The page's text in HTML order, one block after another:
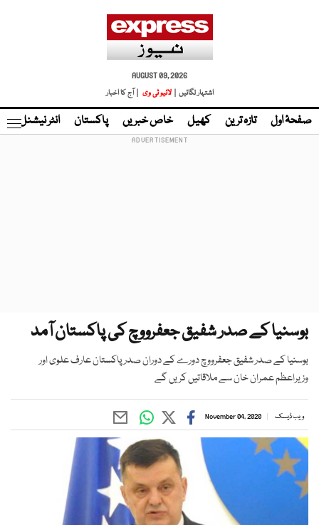
AUGUST 09, 2026
اشتہار لگائیں |
لائیو ٹی وی | آج کا اخبار
صفحۂ اول تازہ ترین کھیل خاص خبریں پاکستان انٹر نیشنل
بوسنیا کے صدر شفیق جعفرووچ کی پاکستان آمد
بوسنیا کے صدر شفیق جعفرووچ دورے کے دوران صدر پاکستان عارف علوی اور
وزیراعظم عمران خان سے ملاقاتیں کریں گے
ویب ڈیسک November 04, 2020